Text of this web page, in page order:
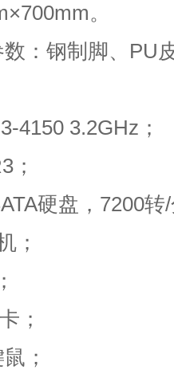
。
：钢制脚、PU
4150 3.2GHz；
；
硬盘，7200转
；
成显
；
；